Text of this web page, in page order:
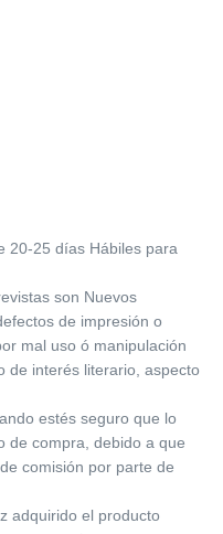
20-25 días Hábiles para
son Nuevos
de impresión o
mal uso ó manipulación
de interés literario, aspecto
estés seguro que lo
de compra, debido a que
comisión por parte de
adquirido el producto